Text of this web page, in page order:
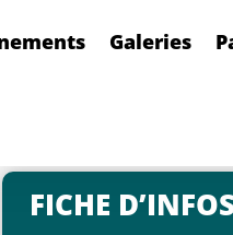
Galeries
FICHE D’INFOS